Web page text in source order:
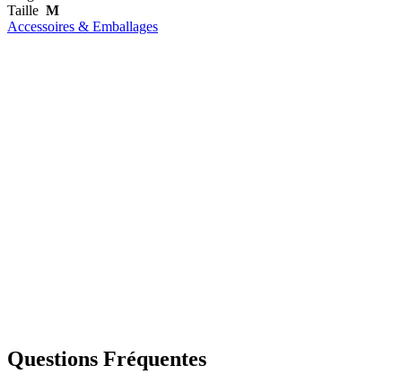
Taille M
Accessoires & Emballages
Questions Fréquentes